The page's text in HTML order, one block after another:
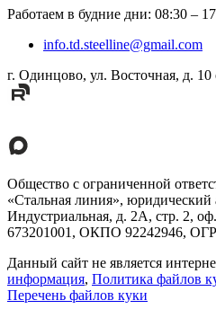
Работаем в будние дни: 08:30 –
info.td.steelline@gmail.com
г. Одинцово, ул. Восточная, д. 10
Общество с ограниченной
«Стальная линия», юридический
Индустриальная, д. 2А, стр. 2,
673201001, ОКПО 92242946,
Данный сайт не является
информация, Политика файлов
Перечень файлов куки